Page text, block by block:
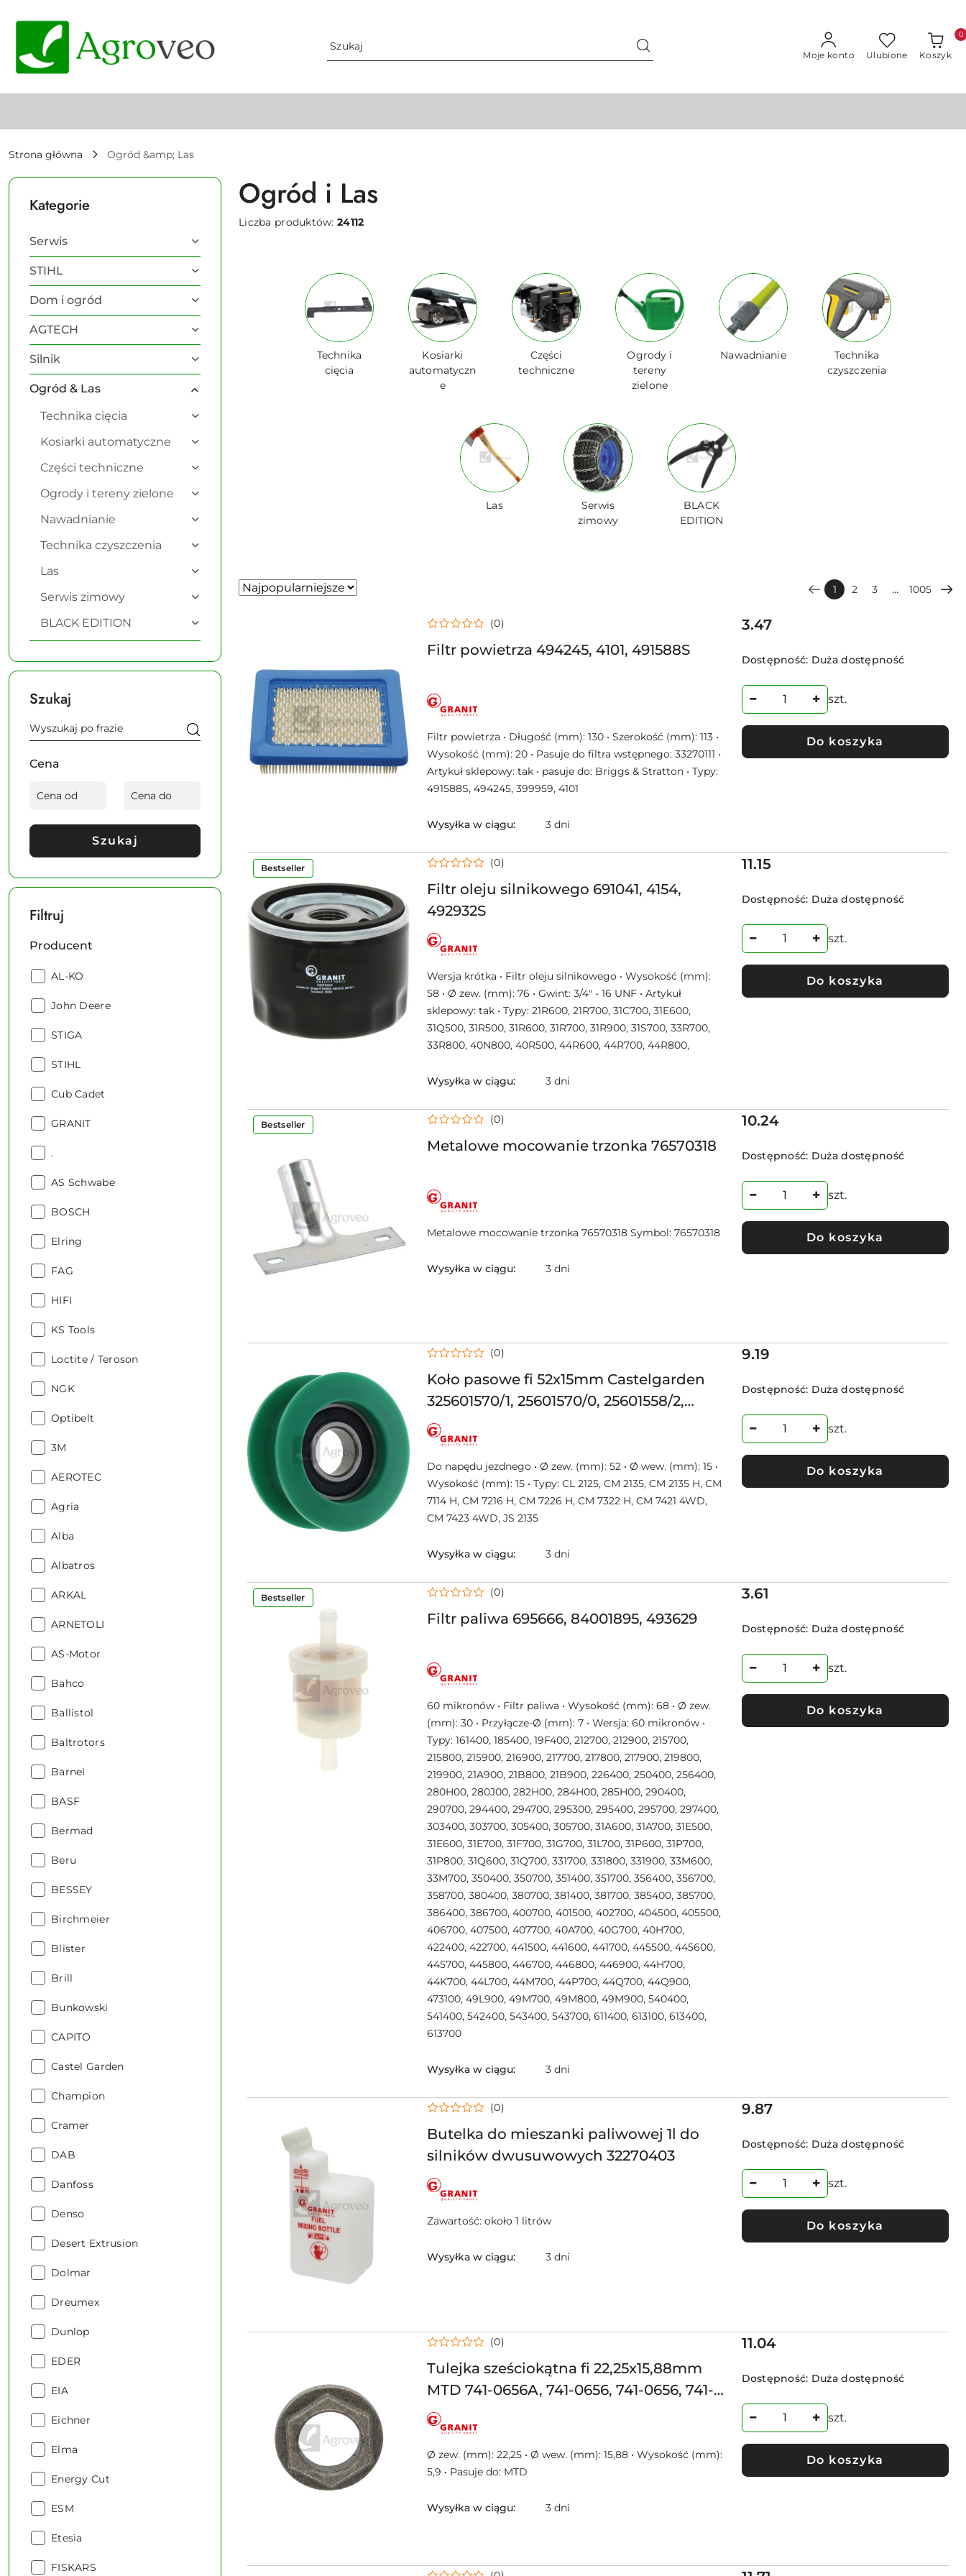
Moje konto Ulubione Koszyk
0
Strona główna Ogród &amp; Las
Kategorie
Serwis
STIHL
Dom i ogród
AGTECH
Silnik
Ogród & Las
Technika cięcia
Kosiarki automatyczne
Części techniczne
Ogrody i tereny zielone
Nawadnianie
Technika czyszczenia
Las
Serwis zimowy
BLACK EDITION
Szukaj
Cena
Szukaj
Filtruj
Producent
Producent:
AL-KO
Producent:
John Deere
Producent:
STIGA
Producent:
STIHL
Producent:
Cub Cadet
Producent:
GRANIT
Producent:
.
Producent:
AS Schwabe
Producent:
BOSCH
Producent:
Elring
Producent:
FAG
Producent:
HIFI
Producent:
KS Tools
Producent:
Loctite / Teroson
Producent:
NGK
Producent:
Optibelt
Producent:
3M
Producent:
AEROTEC
Producent:
Agria
Producent:
Alba
Producent:
Albatros
Producent:
ARKAL
Producent:
ARNETOLI
Producent:
AS-Motor
Producent:
Bahco
Producent:
Ballistol
Producent:
Baltrotors
Producent:
Barnel
Producent:
BASF
Producent:
Bermad
Producent:
Beru
Producent:
BESSEY
Producent:
Birchmeier
Producent:
Blister
Producent:
Brill
Producent:
Bunkowski
Producent:
CAPITO
Producent:
Castel Garden
Producent:
Champion
Producent:
Cramer
Producent:
DAB
Producent:
Danfoss
Producent:
Denso
Producent:
Desert Extrusion
Producent:
Dolmar
Producent:
Dreumex
Producent:
Dunlop
Producent:
EDER
Producent:
EIA
Producent:
Eichner
Producent:
Elma
Producent:
Energy Cut
Producent:
ESM
Producent:
Etesia
Producent:
FISKARS
Ogród i Las
Liczba produktów:24112
Technika
cięcia
Kosiarki
automatyczn
e
Części
techniczne
Ogrody i
tereny
zielone
Nawadnianie
Technika
czyszczenia
Las
Serwis
zimowy
BLACK
EDITION
Zastosowano sortowanie: Najpopularniejsze.
Sortuj
1 2 3 ... 1005
Filtr powietrza 494245, 4101, 491588S
(0)
NAZWA
PRODUCENTA:
GRANIT
Filtr powietrza • Długość (mm): 130 • Szerokość (mm): 113 •
Wysokość (mm): 20 • Pasuje do filtra wstępnego: 33270111 •
Artykuł sklepowy: tak • pasuje do: Briggs & Stratton • Typy:
491588S, 494245, 399959, 4101
Wysyłka w ciągu: 3 dni
Cena:
3.47
Dostępność: Duża dostępność
szt.
Do koszyka
Filtr oleju silnikowego 691041, 4154,
492932S
(0)
NAZWA
PRODUCENTA:
GRANIT
Wersja krótka • Filtr oleju silnikowego • Wysokość (mm):
58 • Ø zew. (mm): 76 • Gwint: 3/4″ - 16 UNF • Artykuł
sklepowy: tak • Typy: 21R600, 21R700, 31C700, 31E600,
31Q500, 31R500, 31R600, 31R700, 31R900, 31S700, 33R700,
33R800, 40N800, 40R500, 44R600, 44R700, 44R800,
Wysyłka w ciągu: 3 dni
Cena:
11.15
Dostępność: Duża dostępność
szt.
Do koszyka
Bestseller
Metalowe mocowanie trzonka 76570318
(0)
NAZWA
PRODUCENTA:
GRANIT
Metalowe mocowanie trzonka 76570318 Symbol: 76570318
Wysyłka w ciągu: 3 dni
Cena:
10.24
Dostępność: Duża dostępność
szt.
Do koszyka
Bestseller
Koło pasowe fi 52x15mm Castelgarden
325601570/1, 25601570/0, 25601558/2,
325601570/1, 1136-0915-01, 25601570/0
(0)
NAZWA
PRODUCENTA:
GRANIT
Do napędu jezdnego • Ø zew. (mm): 52 • Ø wew. (mm): 15 •
Wysokość (mm): 15 • Typy: CL 2125, CM 2135, CM 2135 H, CM
7114 H, CM 7216 H, CM 7226 H, CM 7322 H, CM 7421 4WD,
CM 7423 4WD, JS 2135
Wysyłka w ciągu: 3 dni
Cena:
9.19
Dostępność: Duża dostępność
szt.
Do koszyka
Filtr paliwa 695666, 84001895, 493629
(0)
NAZWA
PRODUCENTA:
GRANIT
60 mikronów • Filtr paliwa • Wysokość (mm): 68 • Ø zew.
(mm): 30 • Przyłącze-Ø (mm): 7 • Wersja: 60 mikronów •
Typy: 161400, 185400, 19F400, 212700, 212900, 215700,
215800, 215900, 216900, 217700, 217800, 217900, 219800,
219900, 21A900, 21B800, 21B900, 226400, 250400, 256400,
280H00, 280J00, 282H00, 284H00, 285H00, 290400,
290700, 294400, 294700, 295300, 295400, 295700, 297400,
303400, 303700, 305400, 305700, 31A600, 31A700, 31E500,
31E600, 31E700, 31F700, 31G700, 31L700, 31P600, 31P700,
31P800, 31Q600, 31Q700, 331700, 331800, 331900, 33M600,
33M700, 350400, 350700, 351400, 351700, 356400, 356700,
358700, 380400, 380700, 381400, 381700, 385400, 385700,
386400, 386700, 400700, 401500, 402700, 404500, 405500,
406700, 407500, 407700, 40A700, 40G700, 40H700,
422400, 422700, 441500, 441600, 441700, 445500, 445600,
445700, 445800, 446700, 446800, 446900, 44H700,
44K700, 44L700, 44M700, 44P700, 44Q700, 44Q900,
473100, 49L900, 49M700, 49M800, 49M900, 540400,
541400, 542400, 543400, 543700, 611400, 613100, 613400,
613700
Wysyłka w ciągu: 3 dni
Cena:
3.61
Dostępność: Duża dostępność
szt.
Do koszyka
Bestseller
Butelka do mieszanki paliwowej 1l do
silników dwusuwowych 32270403
(0)
NAZWA
PRODUCENTA:
GRANIT
Zawartość: około 1 litrów
Wysyłka w ciągu: 3 dni
Cena:
9.87
Dostępność: Duża dostępność
szt.
Do koszyka
Tulejka sześciokątna fi 22,25x15,88mm
MTD 741-0656A, 741-0656, 741-0656, 741-
0656A, 941-0656
(0)
NAZWA
PRODUCENTA:
GRANIT
Ø zew. (mm): 22,25 • Ø wew. (mm): 15,88 • Wysokość (mm):
5,9 • Pasuje do: MTD
Wysyłka w ciągu: 3 dni
Cena:
11.04
Dostępność: Duża dostępność
szt.
Do koszyka